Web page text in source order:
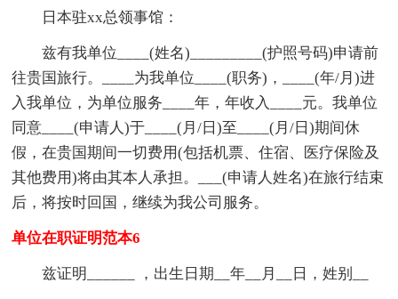
日本驻xx总领事馆：
兹有我单位____(姓名)_________(护照号码)申请前
往贵国旅行。____为我单位____(职务)，____(年/月)进
入我单位，为单位服务____年，年收入____元。我单位
同意____(申请人)于____(月/日)至____(月/日)期间休
假，在贵国期间一切费用(包括机票、住宿、医疗保险及
其他费用)将由其本人承担。___(申请人姓名)在旅行结束
后，将按时回国，继续为我公司服务。
单位在职证明范本6
兹证明______ ，出生日期__年__月__日，姓别__